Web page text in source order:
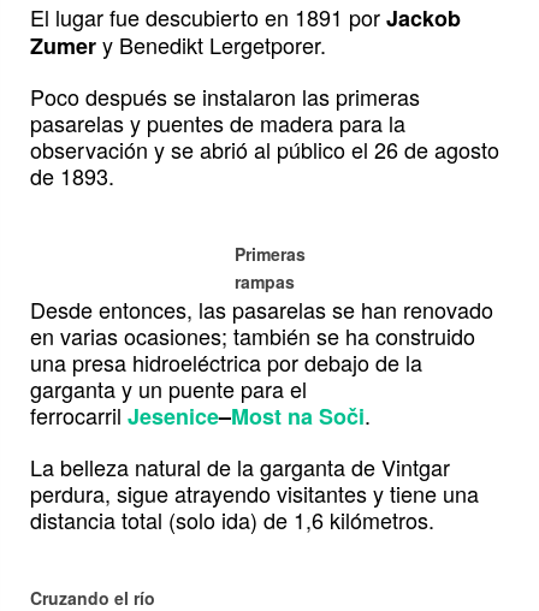
El lugar fue descubierto en 1891 porJackob
Zumery Benedikt Lergetporer.
Poco después se instalaron las primeras
pasarelas y puentes de madera para la
observación y se abrió al público el 26 de agosto
de 1893.
Primeras
rampas
Desde entonces, las pasarelas se han renovado
en varias ocasiones; también se ha construido
una presa hidroeléctrica por debajo de la
garganta y un puente para el
ferrocarril Jesenice–Most na Soči.
La belleza natural de la garganta de Vintgar
perdura, sigue atrayendo visitantes y tiene una
distancia total (solo ida) de 1,6 kilómetros.
Cruzando el río